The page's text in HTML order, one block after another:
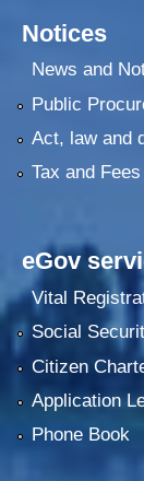
Notices
News and
Public
Act, law and
Tax and Fees
eGov
Vital
Social
Citizen
Application
Phone Book